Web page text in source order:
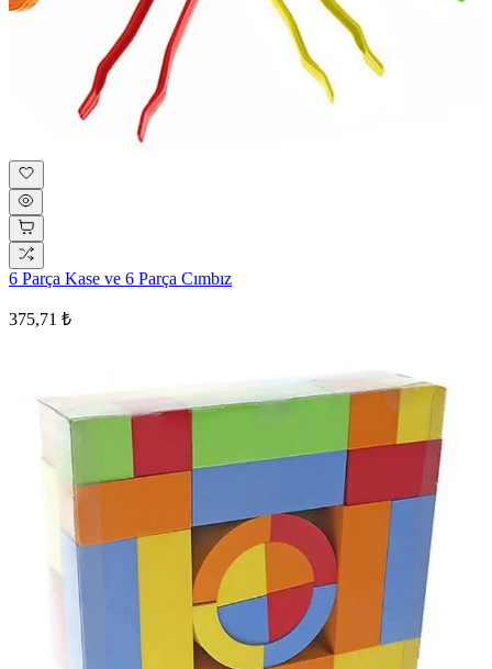
6 Parça Kase ve 6 Parça Cımbız
375,71 ₺